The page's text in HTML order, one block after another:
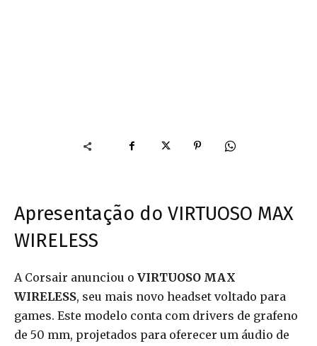
Apresentação do VIRTUOSO MAX
WIRELESS
A Corsair anunciou o VIRTUOSO MAX
WIRELESS, seu mais novo headset voltado para
games. Este modelo conta com drivers de grafeno
de 50 mm, projetados para oferecer um áudio de